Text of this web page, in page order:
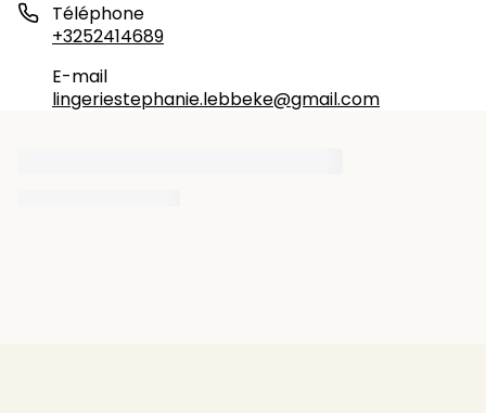
Téléphone
+3252414689
E-mail
lingeriestephanie.lebbeke@gmail.com